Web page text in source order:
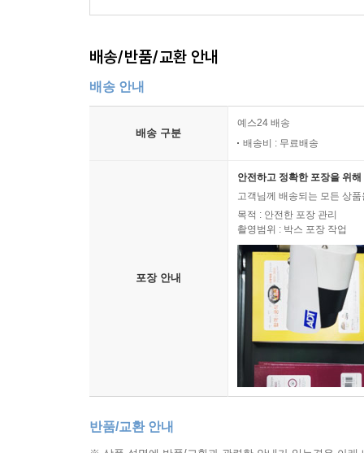
배송/반품/교환 안내
배송 안내
배송 구분
예스24 배송
배송비 : 무료배송
포장 안내
안전하고 정확한 포장을 위
고객님께 배송되는 모든 상
목적 : 안전한 포장 관리
촬영범위 : 박스 포장 작업
반품/교환 안내